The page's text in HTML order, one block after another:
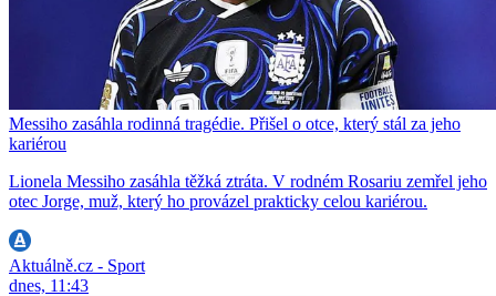
Messiho zasáhla rodinná tragédie. Přišel o otce, který stál za jeho
kariérou
Lionela Messiho zasáhla těžká ztráta. V rodném Rosariu zemřel jeho
otec Jorge, muž, který ho provázel prakticky celou kariérou.
Aktuálně.cz - Sport
dnes, 11:43